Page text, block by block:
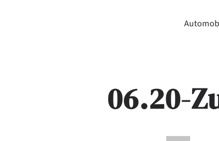
06.20-